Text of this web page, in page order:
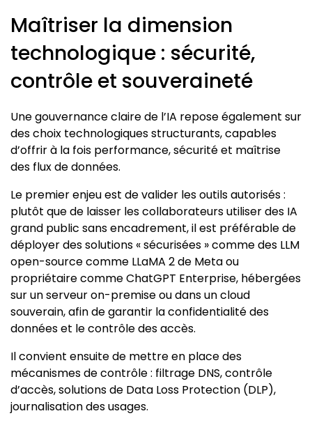
Maîtriser la dimension
technologique : sécurité,
contrôle et souveraineté
Une gouvernance claire de l’IA repose également sur
des choix technologiques structurants, capables
d’offrir à la fois performance, sécurité et maîtrise
des flux de données.
Le premier enjeu est de valider les outils autorisés :
plutôt que de laisser les collaborateurs utiliser des IA
grand public sans encadrement, il est préférable de
déployer des solutions « sécurisées » comme des LLM
open-source comme LLaMA 2 de Meta ou
propriétaire comme ChatGPT Enterprise, hébergées
sur un serveur on-premise ou dans un cloud
souverain, afin de garantir la confidentialité des
données et le contrôle des accès.
Il convient ensuite de mettre en place des
mécanismes de contrôle : filtrage DNS, contrôle
d’accès, solutions de Data Loss Protection (DLP),
journalisation des usages.